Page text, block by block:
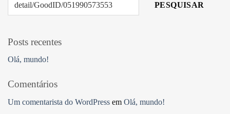
PESQUISAR
Posts recentes
Olá, mundo!
Comentários
Um comentarista do WordPress em Olá, mundo!